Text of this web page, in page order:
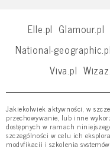
Elle.pl Glamour.pl
National-geographic.pl
Viva.pl
Jakiekolwiek aktywności, w
przechowywanie, lub inne
dostępnych w ramach
szczególności w celu ich
modyfikacji i szkolenia